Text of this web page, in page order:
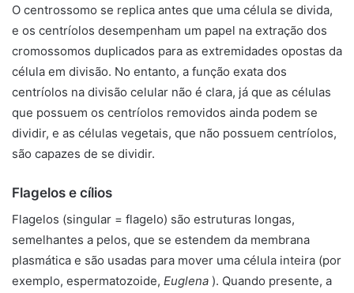
O centrossomo se replica antes que uma célula se divida,
e os centríolos desempenham um papel na extração dos
cromossomos duplicados para as extremidades opostas da
célula em divisão. No entanto, a função exata dos
centríolos na divisão celular não é clara, já que as células
que possuem os centríolos removidos ainda podem se
dividir, e as células vegetais, que não possuem centríolos,
são capazes de se dividir.
Flagelos e cílios
Flagelos (singular = flagelo) são estruturas longas,
semelhantes a pelos, que se estendem da membrana
plasmática e são usadas para mover uma célula inteira (por
exemplo, espermatozoide, Euglena ). Quando presente, a